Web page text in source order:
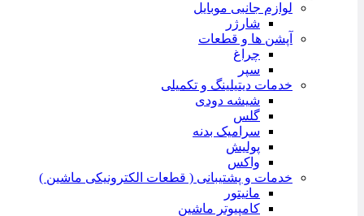
لوازم جانبی موبایل
شارژر
آپشن ها و قطعات
چراغ
سپر
خدمات دیتیلینگ و تکمیلی
شیشه دودی
گلس
سرامیک بدنه
پولیش
واکس
خدمات و پشتیبانی ( قطعات الکترونیکی ماشین )
مانیتور
کامپیوتر ماشین